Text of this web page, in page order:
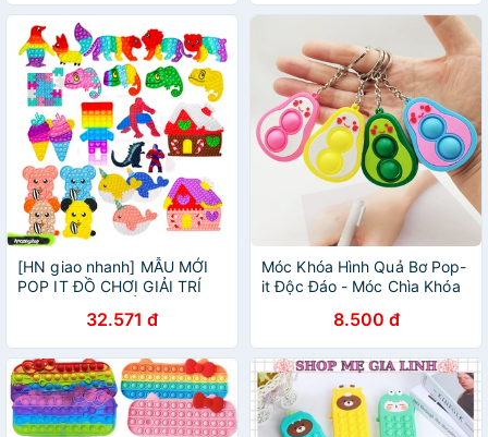
[HN giao nhanh] MẪU MỚI
POP IT ĐỒ CHƠI GIẢI TRÍ
32.571 đ
Móc Khóa Hình Quả Bơ Pop-
it Độc Đáo - Móc Chìa Khóa
8.500 đ